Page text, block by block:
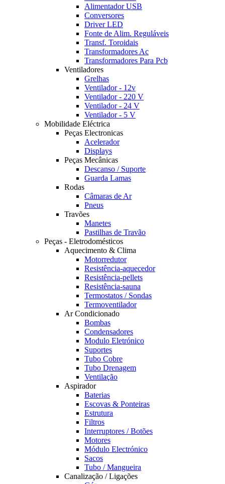
Alimentador USB
Conversores
Driver LED
Fonte de Alim. Reguláveis
Transf. Toroidais
Transformadores Ac
Transformadores Para Pcb
Ventiladores
Grelhas
Ventilador - 12v
Ventilador - 220 V
Ventilador - 24 V
Ventilador - 5 V
Mobilidade Eléctrica
Peças Electronicas
Acelerador
Displays
Peças Mecânicas
Descanso / Suporte
Guarda Lamas
Rodas
Câmaras de Ar
Pneus
Travões
Manetes
Pastilhas de Travão
Peças - Eletrodomésticos
Aquecimento & Clima
Motorredutor
Resistência-aquecedor
Resistência-pellets
Resistência-sauna
Termostatos / Sondas
Termoventilador
Ar Condicionado
Bombas
Condensadores
Modulo Eletrónico
Suportes
Tubo Cobre
Tubo Drenagem
Ventilação
Aspirador
Baterias
Escovas & Ponteiras
Estrutura
Filtros
Interruptores / Botões
Motores
Módulo Electrónico
Sacos
Tubo / Mangueira
Canalização / Ligações